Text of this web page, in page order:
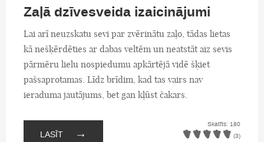
Zaļā dzīvesveida izaicinājumi
Lai arī neuzskatu sevi par zvērinātu zaļo, tādas lietas
kā nešķērdēties ar dabas veltēm un neatstāt aiz sevis
pārmēru lielu nospiedumu apkārtējā vidē šķiet
pašsaprotamas. Līdz brīdim, kad tas vairs nav
ieraduma jautājums, bet gan kļūst čakars.
LASĪT →
Skatīts: 180
(3)